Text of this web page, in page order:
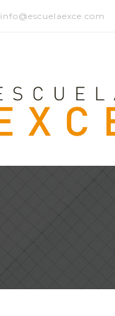
info@escuelaexce.com